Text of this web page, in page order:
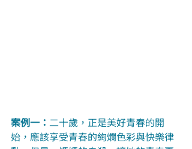
案例一： 二十歲，正是美好青春的開
始，應該享受青春的絢爛色彩與快樂律